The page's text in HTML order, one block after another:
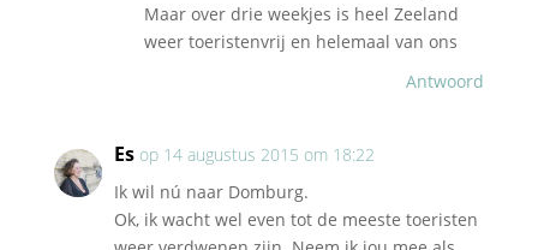
Maar over drie weekjes is heel Zeeland
weer toeristenvrij en helemaal van ons
Antwoord
Es op 14 augustus 2015 om 18:22
Ik wil nú naar Domburg.
Ok, ik wacht wel even tot de meeste toeristen